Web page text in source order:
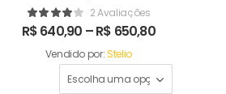
2 Avaliações
R$640,90 –R$ 650,80
Vendido por:Stelio